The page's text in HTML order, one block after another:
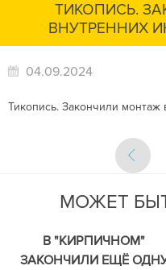
ТИКОПИСЬ.
ВНУТРЕННИХ
04.09.2024
Тикопись. Закончили
МОЖЕТ
В "КИРПИЧНОМ"
ЗАКОНЧИЛИ ЕЩЁ